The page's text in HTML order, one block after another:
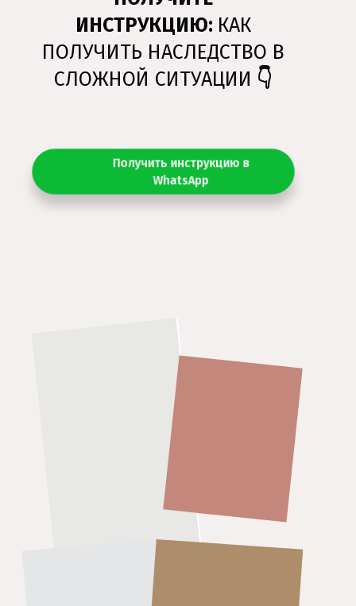
ИНСТРУКЦИЮ: КАК
ПОЛУЧИТЬ НАСЛЕДСТВО В
СЛОЖНОЙ СИТУАЦИИ 👇
Получить инструкцию в
WhatsApp